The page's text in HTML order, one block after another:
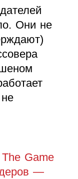
Они не
Game
—